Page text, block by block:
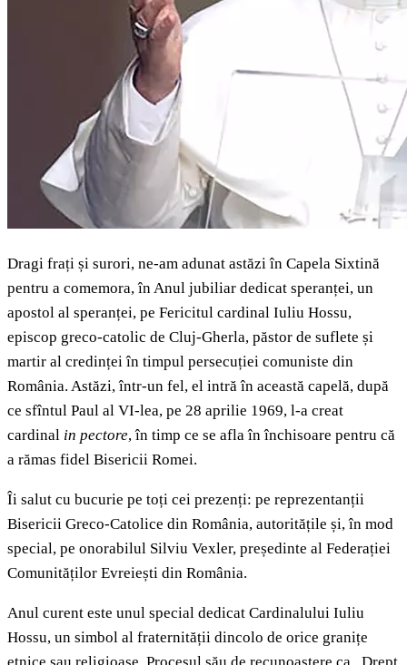
Dragi frați și surori, ne-am adunat astăzi în Capela Sixtină
pentru a comemora, în Anul jubiliar dedicat speranței, un
apostol al speranței, pe Fericitul cardinal Iuliu Hossu,
episcop greco-catolic de Cluj-Gherla, păstor de suflete și
martir al credinței în timpul persecuției comuniste din
România. Astăzi, într-un fel, el intră în această capelă, după
ce sfîntul Paul al VI-lea, pe 28 aprilie 1969, l-a creat
cardinal in pectore, în timp ce se afla în închisoare pentru că
a rămas fidel Bisericii Romei.
Îi salut cu bucurie pe toți cei prezenți: pe reprezentanții
Bisericii Greco-Catolice din România, autoritățile și, în mod
special, pe onorabilul Silviu Vexler, președinte al Federației
Comunităților Evreiești din România.
Anul curent este unul special dedicat Cardinalului Iuliu
Hossu, un simbol al fraternității dincolo de orice granițe